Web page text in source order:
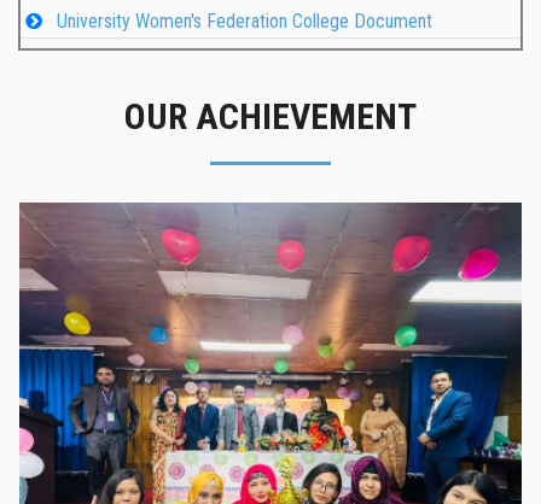
University Women's Federation College Document
OUR ACHIEVEMENT
গৌরবের মুহূর্ত
গৌরবের মুহূর্ত